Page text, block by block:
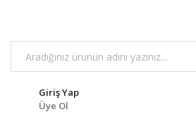
Giriş Yap
Üye Ol